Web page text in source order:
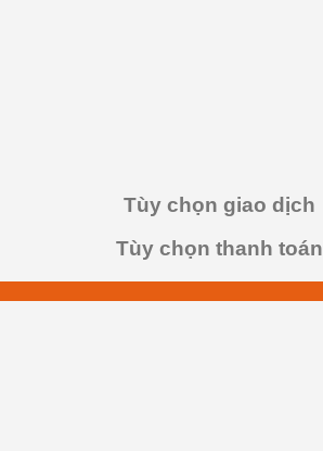
Tùy chọn giao dịch
Tùy chọn thanh toán